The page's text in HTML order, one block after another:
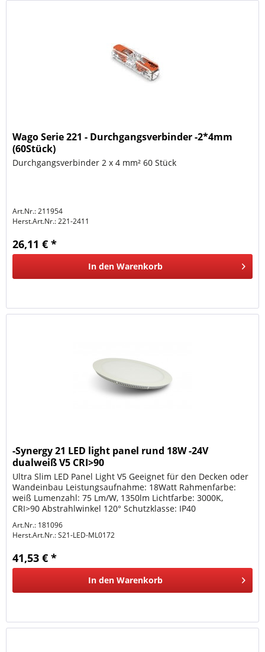
Wago Serie 221 - Durchgangsverbinder -2*4mm
(60Stück)
Durchgangsverbinder 2 x 4 mm² 60 Stück
Art.Nr.: 211954
Herst.Art.Nr.:221-2411
26,11 € *
In den Warenkorb
-Synergy 21 LED light panel rund 18W -24V
dualweiß V5 CRI>90
Ultra Slim LED Panel Light V5 Geeignet für den Decken oder
Wandeinbau Leistungsaufnahme: 18Watt Rahmenfarbe:
weiß Lumenzahl: 75 Lm/W, 1350lm Lichtfarbe: 3000K,
CRI>90 Abstrahlwinkel 120° Schutzklasse: IP40
Art.Nr.: 181096
Herst.Art.Nr.:S21-LED-ML0172
41,53 € *
In den Warenkorb